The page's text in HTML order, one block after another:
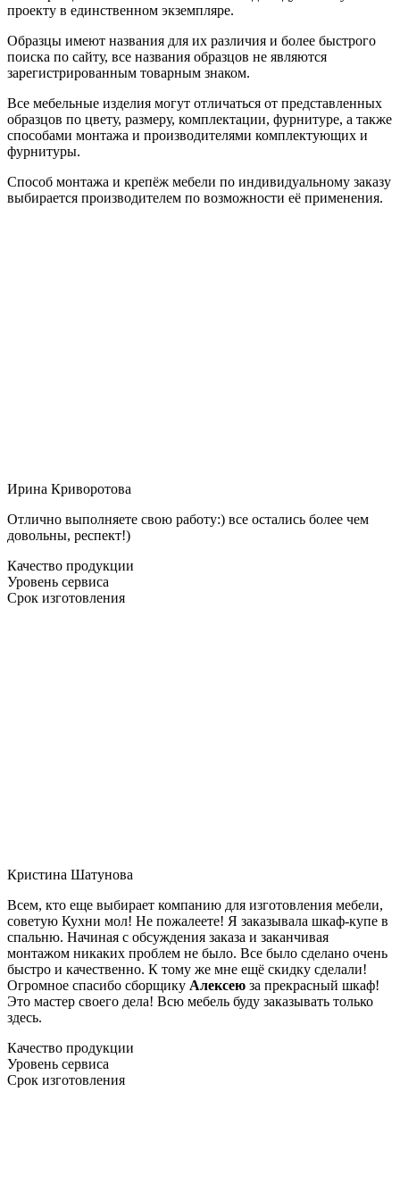
проекту в единственном экземпляре.
Образцы имеют названия для их различия и более быстрого
поиска по сайту, все названия образцов не являются
зарегистрированным товарным знаком.
Все мебельные изделия могут отличаться от представленных
образцов по цвету, размеру, комплектации, фурнитуре, а также
способами монтажа и производителями комплектующих и
фурнитуры.
Способ монтажа и крепёж мебели по индивидуальному заказу
выбирается производителем по возможности её применения.
Ирина Криворотова
Отлично выполняете свою работу:) все остались более чем
довольны, респект!)
Качество продукции
Уровень сервиса
Срок изготовления
Кристина Шатунова
Всем, кто еще выбирает компанию для изготовления мебели,
советую Кухни мол! Не пожалеете! Я заказывала шкаф-купе в
спальню. Начиная с обсуждения заказа и заканчивая
монтажом никаких проблем не было. Все было сделано очень
быстро и качественно. К тому же мне ещё скидку сделали!
Огромное спасибо сборщику Алексею за прекрасный шкаф!
Это мастер своего дела! Всю мебель буду заказывать только
здесь.
Качество продукции
Уровень сервиса
Срок изготовления